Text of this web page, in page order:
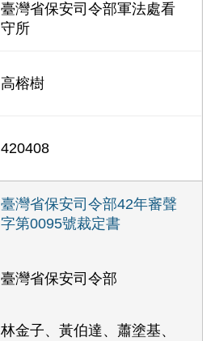
臺灣省保安司令部軍法處看
守所
高榕樹
420408
臺灣省保安司令部42年審聲
字第0095號裁定書
臺灣省保安司令部
林金子、黃伯達、蕭塗基、